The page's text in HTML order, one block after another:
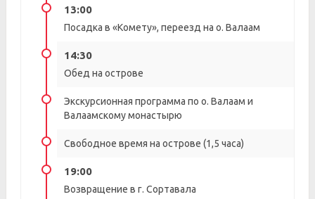
13:00
Посадка в «Комету», переезд на о. Валаам
14:30
Обед на острове
Экскурсионная программа по о. Валаам и
Валаамскому монастырю
Свободное время на острове (1,5 часа)
19:00
Возвращение в г. Сортавала